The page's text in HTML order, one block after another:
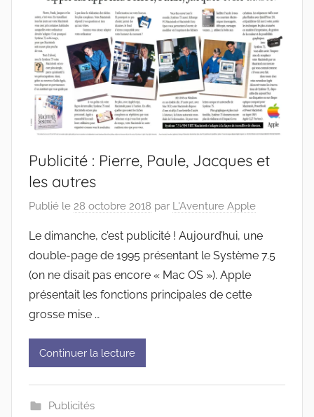
Publicité : Pierre, Paule, Jacques et
les autres
Publié le 28 octobre 2018 par L'Aventure Apple
Le dimanche, c’est publicité ! Aujourd’hui, une
double-page de 1995 présentant le Système 7.5
(on ne disait pas encore « Mac OS »). Apple
présentait les fonctions principales de cette
grosse mise …
Continuer la lecture
Publicités